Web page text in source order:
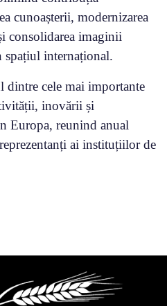
cunoașterii, modernizarea
consolidarea imaginii
spațiul internațional.
cele mai importante
inovării și
Europa, reunind anual
ai instituțiilor de